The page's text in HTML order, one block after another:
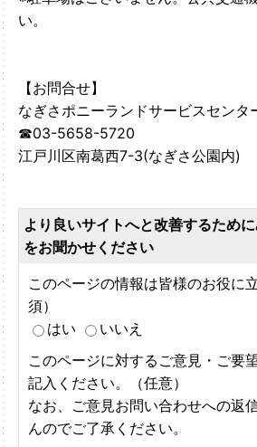
い。
【お問合せ】
なぎさポニーランドサービスセンタ
☎03-5658-5720
江戸川区南葛西7-3(なぎさ公園内)
より良いサイトへと改善するため
をお聞かせください
このページの情報は皆様のお役に
須）
はい
いいえ
このページに対するご意見・ご要
記入ください。（任意）
なお、ご意見お問い合わせへの返
んのでご了承ください。